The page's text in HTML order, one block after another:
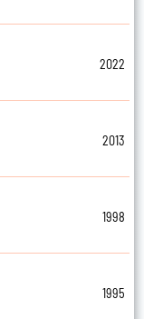
2022
2013
1998
1995